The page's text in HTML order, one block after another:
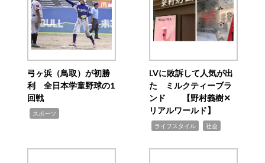
弓ヶ浜（鳥取）が初勝
利 全日本学童野球の1
回戦
スポーツ
LVに敗訴して人気が出
た ミルクティーブラ
ンド 【野村義樹✕
リアルワールド】
ライフスタイル 社会